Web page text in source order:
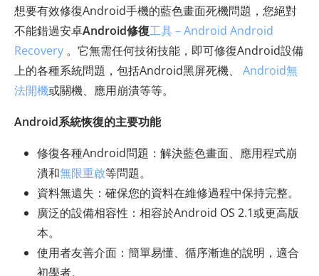
想要有效修復Android手機的藍色畫面死機問題，您絕對
不能錯過安卓Android修復工具－Android Android
Recovery 。它無需任何技術技能，即可修復Android設備
上的各種系統問題，包括Android黑屏死機、 Android無
法開機或關機、應用崩潰等等。
Android系統恢復的主要功能
修復各種Android問題：解決藍色畫面、應用程式崩
潰和無限重啟等問題。
資料無遺失：確保您的資料在維修過程中保持完整。
廣泛的設備相容性：相容於Android OS 2.1或更高版
本。
使用者友善介面：簡單易懂、循序漸進的說明，適合
初學者。